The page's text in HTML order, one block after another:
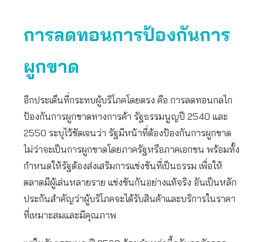
การลดทอนการป้องกันการ
ผูกขาด
อีกประเด็นที่กระทบผู้บริโภคโดยตรง คือ การลดทอนกลไก
ป้องกันการผูกขาดทางการค้า รัฐธรรมนูญปี 2540 และ
2550 ระบุไว้ชัดเจนว่า รัฐมีหน้าที่ต้องป้องกันการผูกขาด
ไม่ว่าจะเป็นการผูกขาดโดยภาครัฐหรือภาคเอกชน พร้อมทั้ง
กำหนดให้รัฐต้องส่งเสริมการแข่งขันที่เป็นธรรม เพื่อให้
ตลาดมีผู้เล่นหลายราย แข่งขันกันอย่างแท้จริง อันเป็นหลัก
ประกันสำคัญว่าผู้บริโภคจะได้รับสินค้าและบริการในราคา
ที่เหมาะสมและมีคุณภาพ